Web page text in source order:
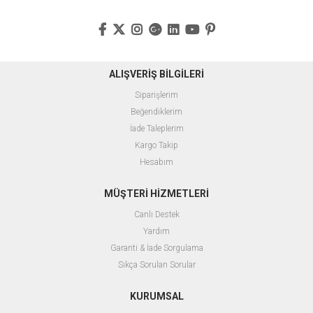
ALIŞVERİŞ BİLGİLERİ
Siparişlerim
Beğendiklerim
İade Taleplerim
Kargo Takip
Hesabım
MÜŞTERİ HİZMETLERİ
Canlı Destek
Yardım
Garanti & İade Sorgulama
Sıkça Sorulan Sorular
KURUMSAL